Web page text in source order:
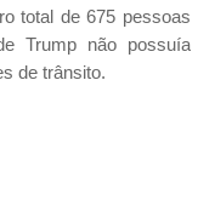
total de 675 pessoas
Trump não possuía
de trânsito.